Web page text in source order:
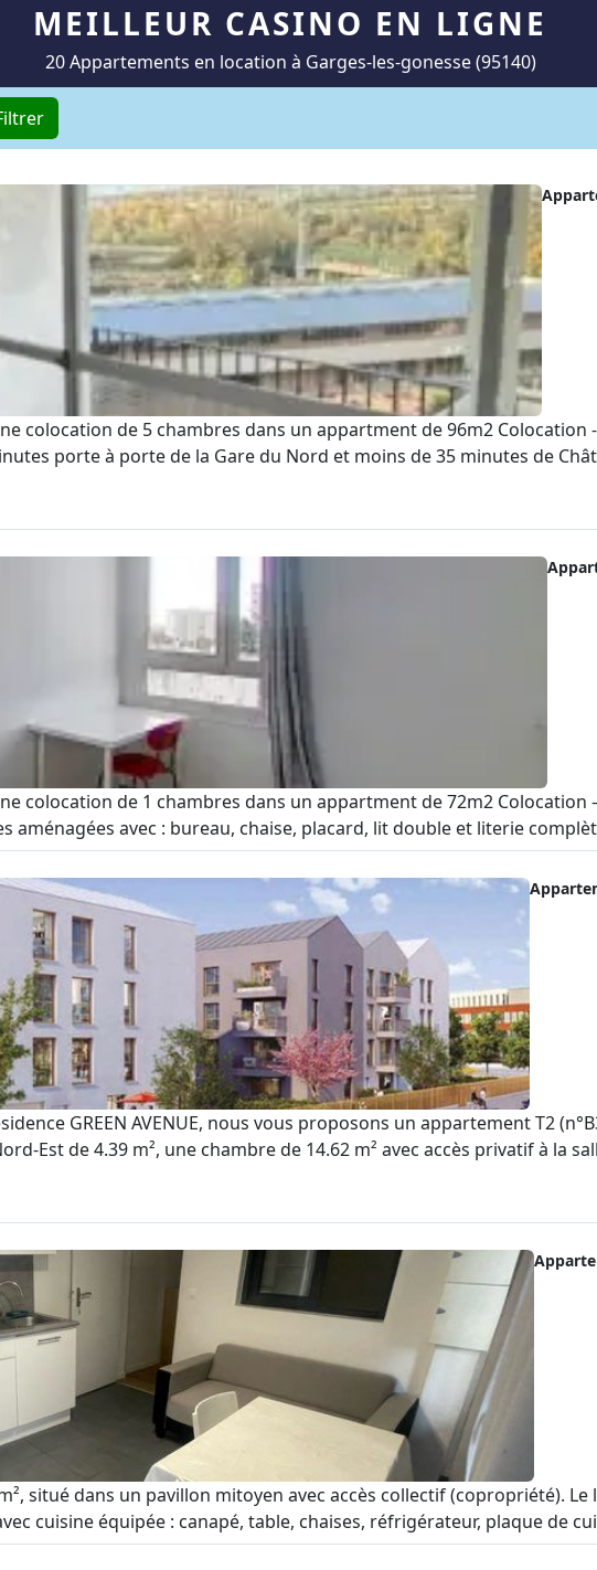
MEILLEUR CASINO EN LIGNE
20 Appartements en location à Garges-les-gonesse (95140)
colocation de 5 chambres dans un appartment de 96m2 Colocation
porte à porte de la Gare du Nord et moins de 35 minutes de
colocation de 1 chambres dans un appartment de 72m2 Colocation
aménagées avec : bureau, chaise, placard, lit double et literie
GREEN AVENUE, nous vous proposons un appartement T2
Est de 4.39 m², une chambre de 14.62 m² avec accès privatif à la
situé dans un pavillon mitoyen avec accès collectif (copropriété).
cuisine équipée : canapé, table, chaises, réfrigérateur, plaque de